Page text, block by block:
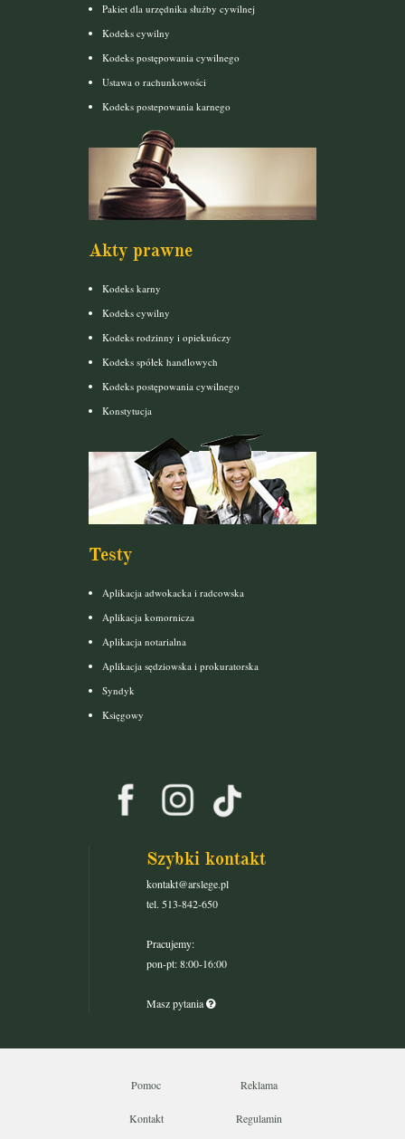
Pakiet dla urzędnika służby cywilnej
Kodeks cywilny
Kodeks postępowania cywilnego
Ustawa o rachunkowości
Kodeks postepowania karnego
Akty prawne
Kodeks karny
Kodeks cywilny
Kodeks rodzinny i opiekuńczy
Kodeks spółek handlowych
Kodeks postępowania cywilnego
Konstytucja
Testy
Aplikacja adwokacka i radcowska
Aplikacja komornicza
Aplikacja notarialna
Aplikacja sędziowska i prokuratorska
Syndyk
Księgowy
Szybki kontakt
kontakt@arslege.pl
tel. 513-842-650
Pracujemy:
pon-pt: 8:00-16:00
Masz pytania
Pomoc Reklama
Kontakt Regulamin